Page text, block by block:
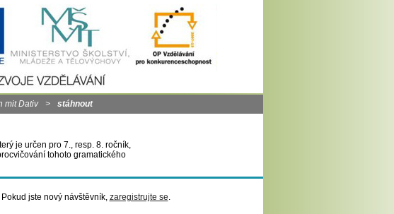
mit Dativ > stáhnout
je určen pro 7., resp. 8. ročník,
tohoto gramatického
Pokud jste nový návštěvník, zaregistrujte se.